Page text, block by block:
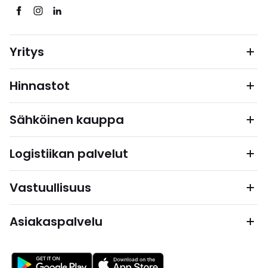
Yritys
Hinnastot
Sähköinen kauppa
Logistiikan palvelut
Vastuullisuus
Asiakaspalvelu